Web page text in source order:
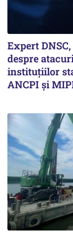
Expert
despre
instituțiilor
ANCPI și